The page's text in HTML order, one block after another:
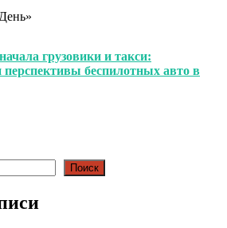
грузовики и такси:
беспилотных авто в
Поиск